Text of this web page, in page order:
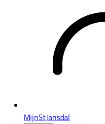
MijnStJansdal